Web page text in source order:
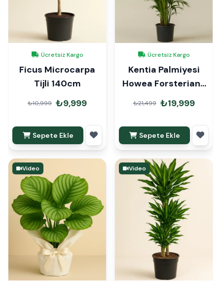
Ücretsiz Kargo
Ficus Microcarpa
Tijli 140cm
₺10,999 ₺9,999
Sepete Ekle
Ücretsiz Kargo
Kentia Palmiyesi
Howea Forsteriana
190cm
₺21,499 ₺19,999
Sepete Ekle
Video Video